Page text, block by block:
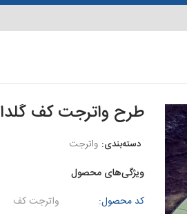
طرح واترجت کف
واترجت
ویژگی‌های محصول
کد محصول:
واترجت کف